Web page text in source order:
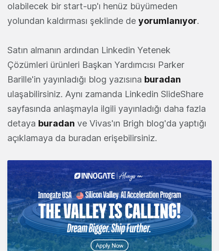
olabilecek bir start-up'ı henüz büyümeden
yolundan kaldırması şeklinde de yorumlanıyor.
Satın almanın ardından Linkedin Yetenek
Çözümleri ürünleri Başkan Yardımcısı Parker
Barille'in yayınladığı blog yazısına buradan
ulaşabilirsiniz. Aynı zamanda Linkedin SlideShare
sayfasında anlaşmayla ilgili yayınladığı daha fazla
detaya buradan ve Vivas'ın Brigh blog'da yaptığı
açıklamaya da buradan erişebilirsiniz.